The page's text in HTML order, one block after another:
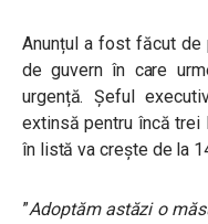
Anunțul a fost făcut de
de guvern în care
urgență. Șeful
extinsă pentru încă trei
în listă va crește de la
”Adoptăm astăzi o